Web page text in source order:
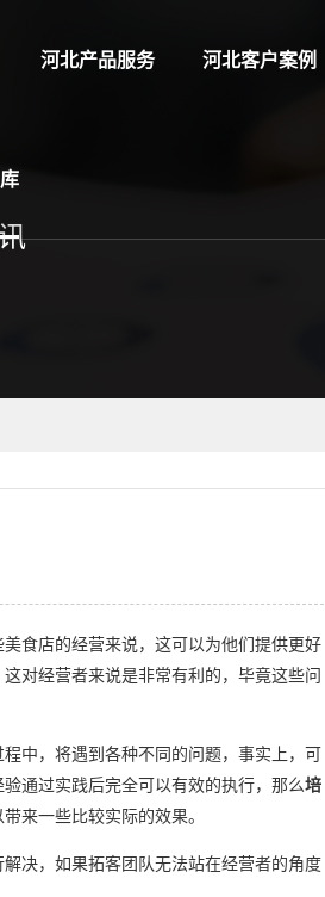
河北产品服务 河北客户案例
食店的经营来说，这可以为他们提供更好
这对经营者来说是非常有利的，毕竟这些问
中，将遇到各种不同的问题，事实上，可
通过实践后完全可以有效的执行，那么培
来一些比较实际的效果。
决，如果拓客团队无法站在经营者的角度